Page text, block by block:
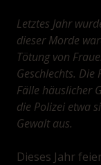
Letztes Jahr
dieser Morde
Tötung von
Geschlechts. Die
Fälle häuslicher
die Polizei etwa
Gewalt aus.
Dieses Jahr